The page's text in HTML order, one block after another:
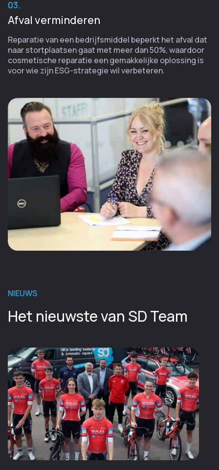
03.
Afval verminderen
Reparatie van een bedrijfsmiddel beperkt het afval dat
naar stortplaatsen gaat met meer dan 50%, waardoor
cosmetische reparatie een gemakkelijke oplossing is
voor wie zijn ESG-strategie wil verbeteren.
NIEUWS
Het nieuwste van SD Team